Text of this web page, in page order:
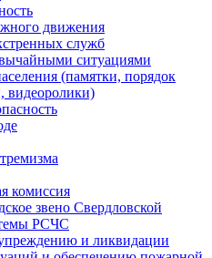
движения
служб
ситуациями
(памятки, порядок
видеоролики)
комиссия
звено Свердловской
РСЧС
и ликвидации